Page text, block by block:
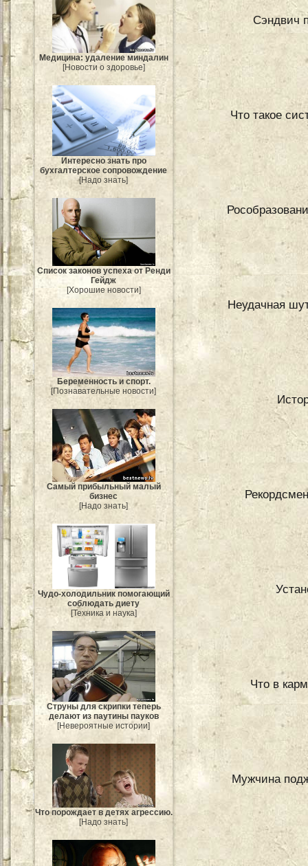
Медицина: удаление миндалин
[Новости о здоровье]
Интересно знать про
бухгалтерское сопровождение
[Надо знать]
Список законов успеха от Ренди
Гейдж
[Хорошие новости]
Беременность и спорт.
[Познавательные новости]
Самый прибыльный малый
бизнес
[Надо знать]
Чудо-холодильник помогающий
соблюдать диету
[Техника и наука]
Струны для скрипки теперь
делают из паутины пауков
[Невероятные истории]
Что порождает в детях агрессию.
[Надо знать]
Сэндвич
Что такое
Неудачная
Что в
Мужчина